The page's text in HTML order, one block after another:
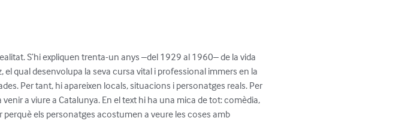
S’hi expliquen trenta-un anys –del 1929 al 1960– de la vida
qual desenvolupa la seva cursa vital i professional immers en la
Per tant, hi apareixen locals, situacions i personatges reals. Per
a viure a Catalunya. En el text hi ha una mica de tot: comèdia,
els personatges acostumen a veure les coses amb